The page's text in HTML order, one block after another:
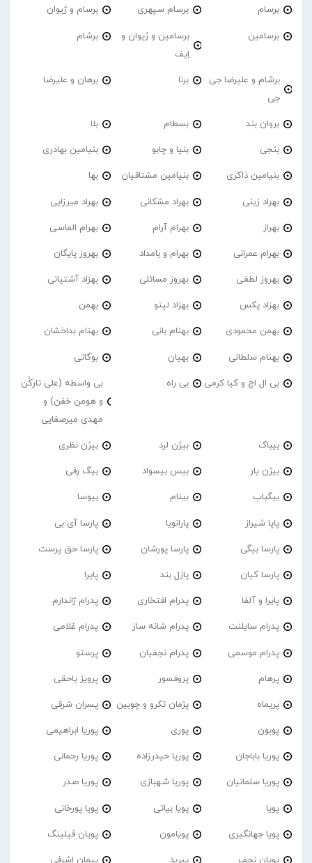
برسام برسام سپهری برسام و ژیوان
برسامین
برسامین و ژیوان و
اِیف
برشام
برشام و علیرضا جی
جی
برنا برهان و علیرضا
بروان بند بسطام بلا
بنجی بنیا و چابو بنیامین بهادری
بنیامین ذاکری بنیامین مشتاقیان بها
بهراد زینی بهراد مشکانی بهراد میرزایی
بهراز بهرام آرام بهرام الماسی
بهرام عمرانی بهرام و بامداد بهروز پایگان
بهروز لطفی بهروز مسائلی بهزاد آشتیانی
بهزاد پکس بهزاد لیتو بهمن
بهمن محمودی بهنام بانی بهنام بداخشان
بهنام سلطانی بهیان بوگاتی
بی ال اچ و کیا کرمی بی راه
بی واسطه (علی تارکُن
و هومن خفن) و
مهدی میرصفایی
بیباک بیژن لرد بیژن نظری
بیژن یار بیس بیسواد بیگ رفی
بیگباب بینام بیوسا
پاپا شیراز پارانویا پارسا آی بی
پارسا بیگی پارسا پورشان پارسا حق پرست
پارسا کیان پازل بند پایرا
پایرا و آلفا پدرام افتخاری پدرام ژاندارم
پدرام‌ سایلنت پدرام شانه ساز پدرام غلامی
پدرام موسمی پدرام نجفیان پرستو
پرهام پروفسور پرویز یاحقی
پریماه پژمان تکرو و چوبین پسران شرقی
پوبون پوری پوریا ابراهیمی
پوریا باباجان پوریا حیدرزاده پوریا رحمانی
پوریا سلمانیان پوریا شهبازی پوریا صدر
پویا پویا بیاتی پویا پورخانی
پویا جهانگیری پویامون پویان فیلینگ
پویان نجف پیربد پیمان اشرفی